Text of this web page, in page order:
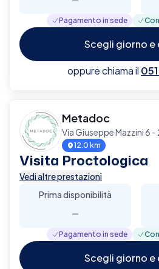
Pagamento in sede
Scegli giorno e
oppure chiama il
Metadoc
Via Giuseppe Mazzini 6
12.0 km
Visita Proctologica
Vedi altre prestazioni
Prima disponibilità
-
Pagamento in sede
Scegli giorno e